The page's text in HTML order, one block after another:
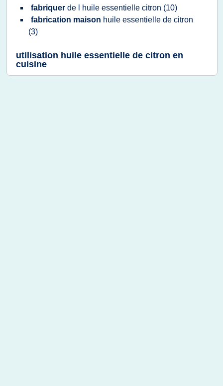
fabriquer de l huile essentielle citron (10)
fabrication maison huile essentielle de citron
(3)
utilisation huile essentielle de citron en
cuisine